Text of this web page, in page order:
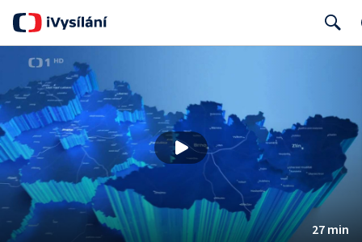
27 min